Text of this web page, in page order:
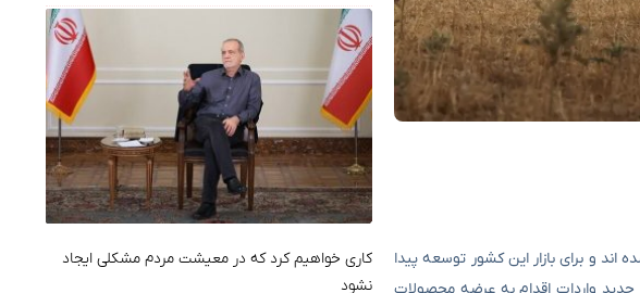
اند و برای بازار این کشور توسعه پیدا
کاری خواهیم کرد که در معیشت مردم مشکلی ایجاد
نشود